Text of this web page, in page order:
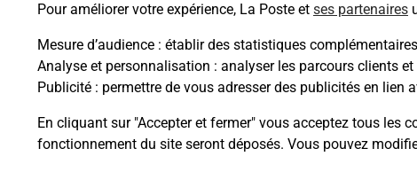
Pour améliorer votre expérience, La Poste et ses partenaires
Mesure d’audience : établir des statistiques
Analyse et personnalisation : analyser les parcours clients
Publicité : permettre de vous adresser des publicités en lien
En cliquant sur "Accepter et fermer" vous acceptez tous les
fonctionnement du site seront déposés. Vous pouvez
30840 Meynes
Itinéraire